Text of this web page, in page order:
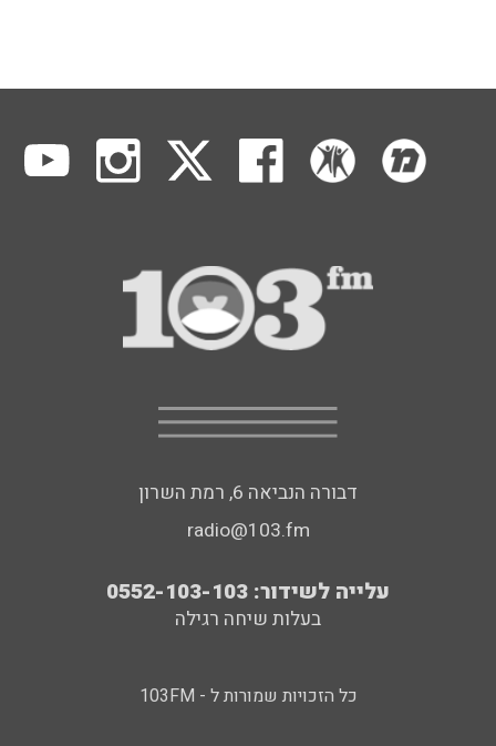
דבורה הנביאה 6, רמת השרון
radio@103.fm
עלייה לשידור: 0552-103-103
בעלות שיחה רגילה
כל הזכויות שמורות ל - 103FM